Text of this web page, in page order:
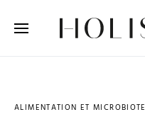
ALIMENTATION ET MICROBIOTE